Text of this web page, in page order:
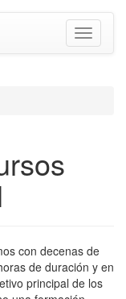
Toggle
con decenas de
de duración y en
principal de los